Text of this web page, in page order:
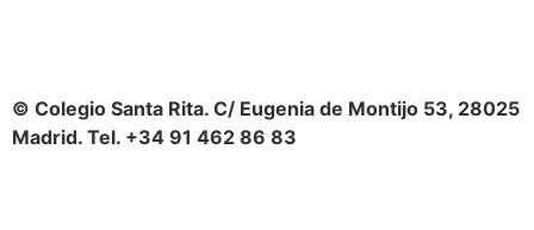
© Colegio Santa Rita. C/ Eugenia de Montijo 53, 28025
Madrid. Tel. +34 91 462 86 83